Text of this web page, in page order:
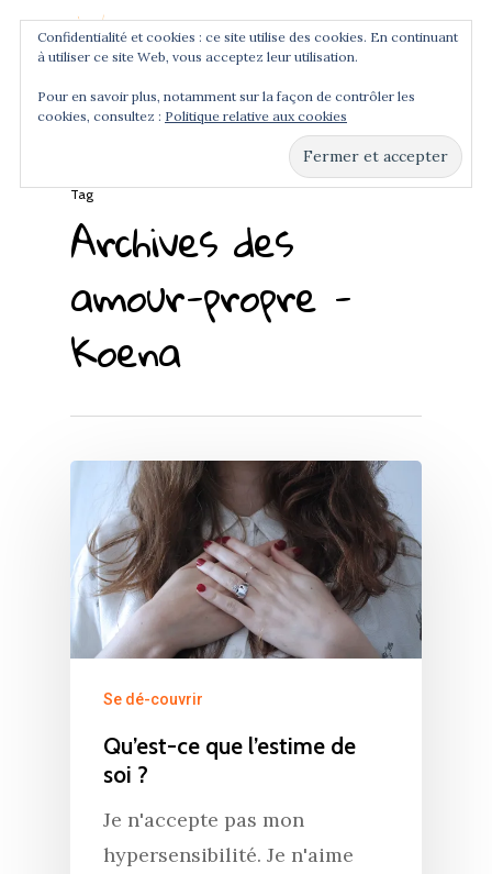
Hit enter to search or ESC to close
Tag
Archives des
amour-propre -
Koena
Se dé-couvrir
Qu’est-ce que l’estime de
soi ?
Je n'accepte pas mon
hypersensibilité. Je n'aime
Confidentialité et cookies : ce site utilise des cookies. En continuant
à utiliser ce site Web, vous acceptez leur utilisation.
Pour en savoir plus, notamment sur la façon de contrôler les
cookies, consultez : Politique relative aux cookies